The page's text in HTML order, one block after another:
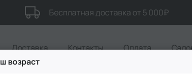
Бесплатная доставка от 5 000₽
Доставка Контакты Оплата
возраст